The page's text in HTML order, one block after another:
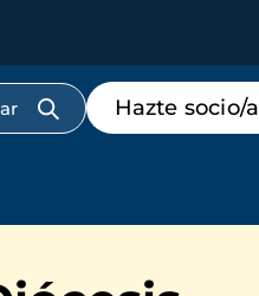
Menú
de
destacados
Hazte socio/a